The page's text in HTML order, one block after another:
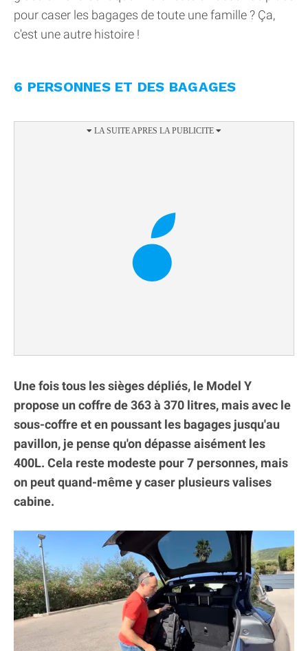
pour caser les bagages de toute une famille ? Ça,
c'est une autre histoire !
6 PERSONNES ET DES BAGAGES
Une fois tous les sièges dépliés, le Model Y
propose un coffre de 363 à 370 litres, mais avec le
sous-coffre et en poussant les bagages jusqu'au
pavillon, je pense qu'on dépasse aisément les
400L. Cela reste modeste pour 7 personnes, mais
on peut quand-même y caser plusieurs valises
cabine.